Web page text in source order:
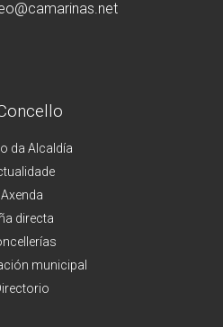
da Alcaldía
Axenda
directa
municipal